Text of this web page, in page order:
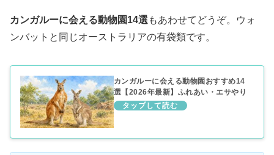
カンガルーに会える動物園14選 もあわせてどうぞ。ウォ
ンバットと同じオーストラリアの有袋類です。
カンガルーに会える動物園おすすめ14
選【2026年最新】ふれあい・エサやり
できる施設をエリア別に紹介